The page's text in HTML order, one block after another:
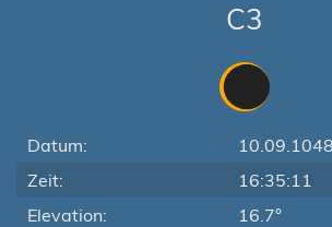
C3
Datum:
10.09.1048
Zeit:
16:35:11
Elevation:
16.7°